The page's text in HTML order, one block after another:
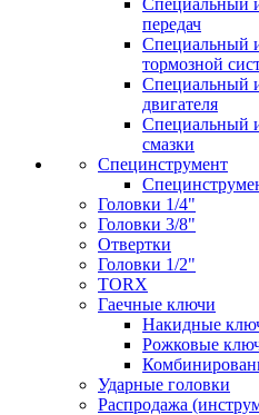
Специальный
передач
Специальный
тормозной
Специальный
двигателя
Специальный
смазки
Специнструмент
Головки 1/4"
Головки 3/8"
Отвертки
Головки 1/2"
TORX
Гаечные ключи
Накидные
Рожковые
Ударные головки
Распродажа